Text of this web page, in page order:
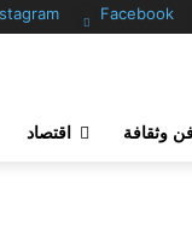
Facebook
وثقافة اقتصاد